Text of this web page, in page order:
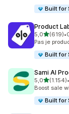
Built for
Product
5,0van 5
(619)
619 •
Pas je
Built for
Sami AI
5,0van 5(1.154)
1154 •
Boost sale
Built for